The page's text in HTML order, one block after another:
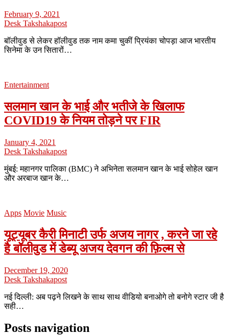
February 9, 2021
Desk Takshakapost
बॉलीवुड से लेकर हॉलीवुड तक नाम कमा चुकीं प्रियंका चोपड़ा आज भारतीय
सिनेमा के उन सितारों…
Entertainment
सलमान खान के भाई और भतीजे के खिलाफ
COVID19 के नियम तोड़ने पर FIR
January 4, 2021
Desk Takshakapost
मुंबई: महानगर पालिका (BMC) ने अभिनेता सलमान खान के भाई सोहेल खान
और अरबाज खान के…
Apps Movie Music
यूट्यूबर कैरी मिनाटी उर्फ अजय नागर , करने जा रहे
है बॉलीवुड में डेब्यू अजय देवगन की फ़िल्म से
December 19, 2020
Desk Takshakapost
नई दिल्ली: अब पढ़ने लिखने के साथ साथ वीडियो बनाओगे तो बनोगे स्टार जी है
सही…
Posts navigation